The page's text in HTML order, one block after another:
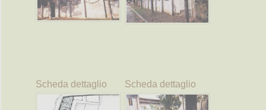
Scheda dettaglio Scheda dettaglio